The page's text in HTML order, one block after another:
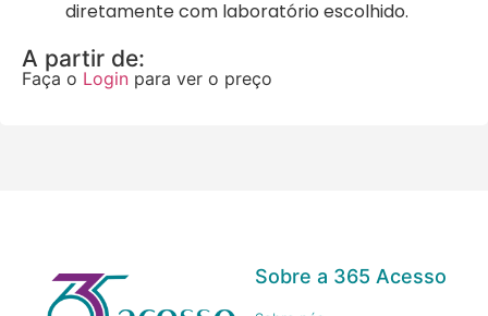
diretamente com laboratório escolhido.
A partir de:
Faça o Login para ver o preço
Sobre a 365 Acesso